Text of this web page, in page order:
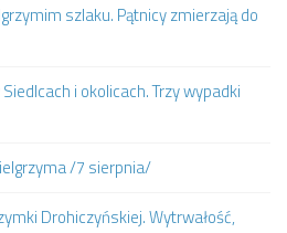
szlaku. Pątnicy zmierzają do
i okolicach. Trzy wypadki
/7 sierpnia/
Drohiczyńskiej. Wytrwałość,